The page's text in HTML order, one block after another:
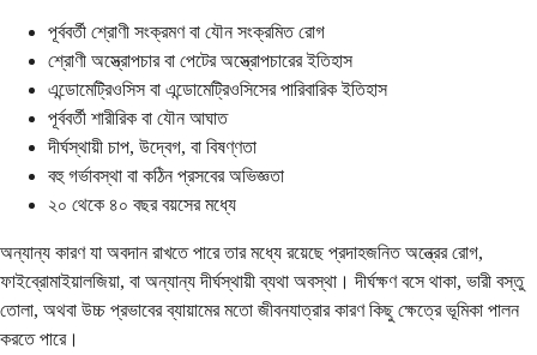
পূর্ববর্তী শ্রোণী সংক্রমণ বা যৌন সংক্রমিত রোগ
শ্রোণী অস্ত্রোপচার বা পেটের অস্ত্রোপচারের ইতিহাস
এন্ডোমেট্রিওসিস বা এন্ডোমেট্রিওসিসের পারিবারিক ইতিহাস
পূর্ববর্তী শারীরিক বা যৌন আঘাত
দীর্ঘস্থায়ী চাপ, উদ্বেগ, বা বিষণ্ণতা
বহু গর্ভাবস্থা বা কঠিন প্রসবের অভিজ্ঞতা
২০ থেকে ৪০ বছর বয়সের মধ্যে
অন্যান্য কারণ যা অবদান রাখতে পারে তার মধ্যে রয়েছে প্রদাহজনিত অন্ত্রের রোগ,
ফাইব্রোমাইয়ালজিয়া, বা অন্যান্য দীর্ঘস্থায়ী ব্যথা অবস্থা। দীর্ঘক্ষণ বসে থাকা, ভারী বস্তু
তোলা, অথবা উচ্চ প্রভাবের ব্যায়ামের মতো জীবনযাত্রার কারণ কিছু ক্ষেত্রে ভূমিকা পালন
করতে পারে।